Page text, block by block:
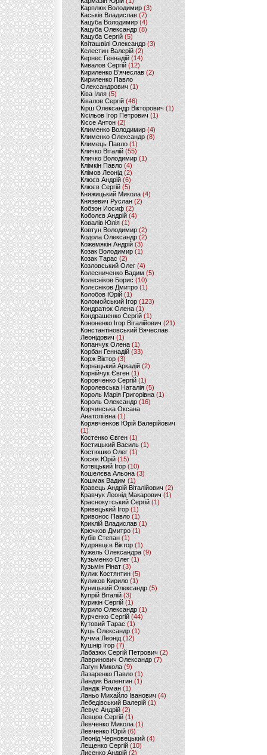
Карплюк Володимир(3)
Каськів Владислав (7)
Кацуба Володимир (4)
Кацуба Олександр (8)
Кацуба Сергій (5)
Квіташвілі Олександр(3)
Келестин Валерій(2)
Кернес Геннадій (14)
Кивалов Сергій (12)
Кириленко В’ячеслав (2)
Кириленко Павло
Олександрович (1)
Ківа Ілля (5)
Ківалов Сергій(46)
Кірш Олександр Вікторович (1)
Кісільов Ігор Петрович (1)
Кіссе Антон (2)
Клименко Володимир(4)
Клименко Олександр (8)
Климець Павло (1)
Кличко Віталій(55)
Кличко Володимир (1)
Клімкін Павло (4)
Клімов Леонід(2)
Клюєв Андрій(6)
Клюєв Сергій (5)
Княжицький Микола(4)
Князевич Руслан (2)
Кобзон Иосиф(2)
Коболєв Андрій (4)
Ковалів Юлія(1)
Ковтун Володимир (2)
Кодола Олександр (2)
Кожемякін Андрій (3)
Козак Володимир (1)
Козак Тарас (2)
Козловський Олег(4)
Колесниченко Вадим (5)
Колесніков Борис (10)
Колєсніков Дмитро (1)
Колобов Юрій (1)
Коломойський Ігор (123)
Кондратюк Олена(1)
Кондрашенко Сергій (1)
Кононенко Ігор Віталійович (21)
Константіновський Вячеслав
Леонідович (1)
Копанчук Олена (1)
Корбан Геннадій (33)
Корж Віктор (3)
Корнацький Аркадій (2)
Корнійчук Євген (1)
Коровченко Сергій (1)
Королевська Наталія(5)
Король Марія Григорівна (1)
Король Олександр (16)
Корчинська Оксана
Анатоліївна (1)
Корявченков Юрій Валерійович
(1)
Костенко Євген (1)
Костицький Василь (1)
Костюшко Олег (1)
Косюк Юрій (15)
Котвіцький Ігор (10)
Кошелєва Альона(3)
Кошмак Вадим (1)
Кравець Андрій Віталійович (2)
Кравчук Леонід Макарович (1)
Краснокутський Сергій (1)
Кривецький Ігор (1)
Кривонос Павло (1)
Криклій Владислав (1)
Крючков Дмитро(1)
Кубів Степан(1)
Кудрявцєв Віктор (1)
Кужель Олександра (9)
Кузьменко Олег (1)
Кузьмін Рінат(3)
Кулик Костянтин(5)
Куликов Кирило (1)
Куницький Олександр (5)
Купрій Віталій (3)
Курикін Сергій(1)
Курило Олександр (1)
Курченко Сергій (44)
Кутовий Тарас (1)
Куць Олександр (1)
Кучма Леонід (12)
Кушнір Ігор(7)
Лабазюк Сергій Петрович (2)
Лавринович Олександр(7)
Лагун Микола(9)
Лазаренко Павло (1)
Ландик Валентин (1)
Ландік Роман (1)
Ланьо Михайло Іванович(4)
Лебедівський Валерій(1)
Левус Андрій(2)
Левцов Сергій (1)
Левченко Микола (1)
Левченко Юрій (6)
Леонід Черновецький (4)
Лещенко Сергій (10)
Лисенко Андрій (2)